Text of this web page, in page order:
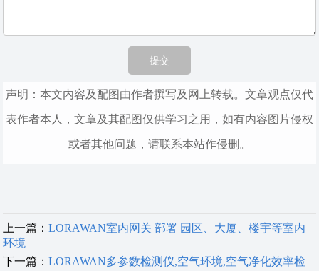
声明：本文内容及配图由作者撰写及网上转载。文章观点仅代
表作者本人，文章及其配图仅供学习之用，如有内容图片侵权
或者其他问题，请联系本站作侵删。
上一篇：LORAWAN室内网关 部署 园区、大厦、楼宇等室内
环境
下一篇：LORAWAN多参数检测仪,空气环境,空气净化效率检